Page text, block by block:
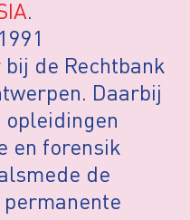
.
de Rechtbank
Daarbij
en forensik
de